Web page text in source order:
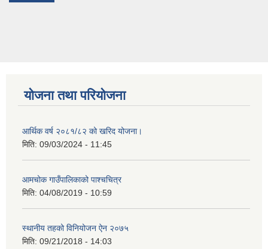
योजना तथा परियोजना
आर्थिक वर्ष २०८१/८२ को खरिद योजना।
मिति: 09/03/2024 - 11:45
आमचोक गाउँपालिकाको पाश्चचित्र
मिति: 04/08/2019 - 10:59
स्थानीय तहको विनियोजन ऐन २०७५
मिति: 09/21/2018 - 14:03